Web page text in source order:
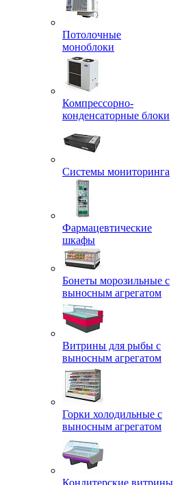
Потолочные
моноблоки
Компрессорно-
конденсаторные блоки
Системы мониторинга
Фармацевтические
шкафы
Бонеты морозильные с
выносным агрегатом
Витрины для рыбы с
выносным агрегатом
Горки холодильные с
выносным агрегатом
Кондитерские витрины